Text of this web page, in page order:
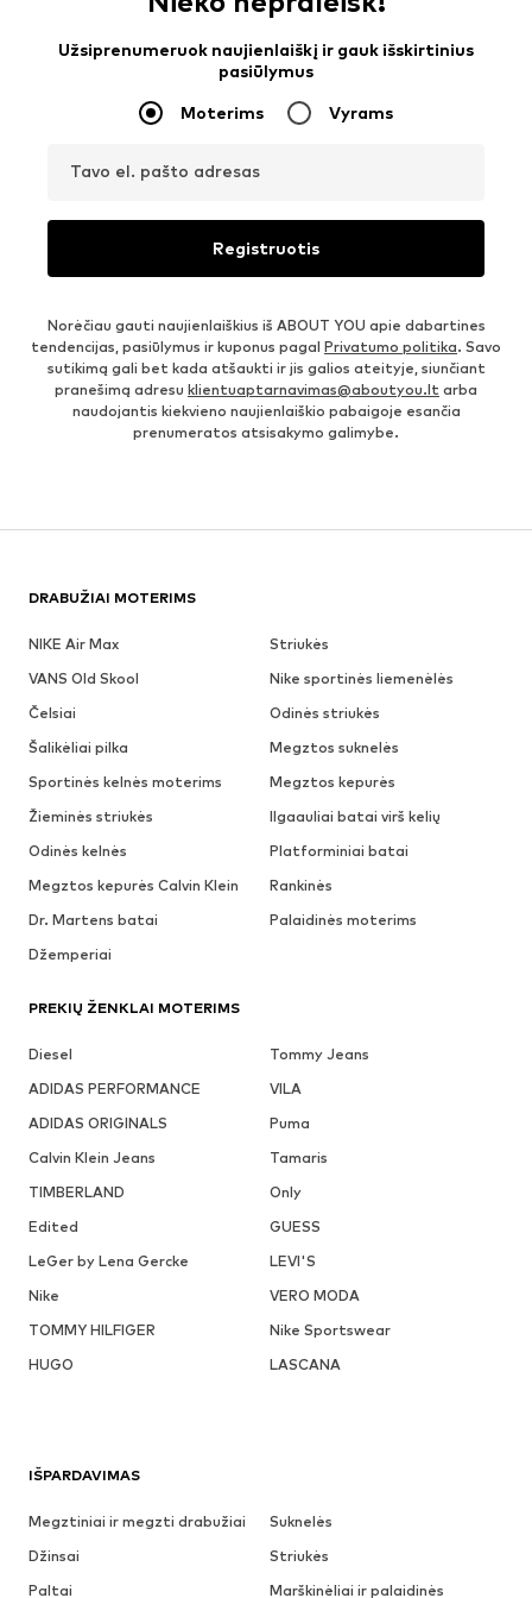
Užsiprenumeruok naujienlaiškį ir gauk išskirtinius
pasiūlymus
Moterims Vyrams
Tavo el. pašto adresas
Registruotis
Norėčiau gauti naujienlaiškius iš ABOUT YOU apie dabartines
tendencijas, pasiūlymus ir kuponus pagal Privatumo politika. Savo
sutikimą gali bet kada atšaukti ir jis galios ateityje, siunčiant
pranešimą adresu klientuaptarnavimas@aboutyou.lt arba
naudojantis kiekvieno naujienlaiškio pabaigoje esančia
prenumeratos atsisakymo galimybe.
DRABUŽIAI MOTERIMS
NIKE Air Max
Striukės
VANS Old Skool
Nike sportinės liemenėlės
Čelsiai
Odinės striukės
Šalikėliai pilka
Megztos suknelės
Sportinės kelnės moterims
Megztos kepurės
Žieminės striukės
Ilgaauliai batai virš kelių
Odinės kelnės
Platforminiai batai
Megztos kepurės Calvin Klein
Rankinės
Dr. Martens batai
Palaidinės moterims
Džemperiai
PREKIŲ ŽENKLAI MOTERIMS
Diesel
Tommy Jeans
ADIDAS PERFORMANCE
VILA
ADIDAS ORIGINALS
Puma
Calvin Klein Jeans
Tamaris
TIMBERLAND
Only
Edited
GUESS
LeGer by Lena Gercke
LEVI'S
Nike
VERO MODA
TOMMY HILFIGER
Nike Sportswear
HUGO
LASCANA
IŠPARDAVIMAS
Megztiniai ir megzti drabužiai
Suknelės
Džinsai
Striukės
Paltai
Marškinėliai ir palaidinės